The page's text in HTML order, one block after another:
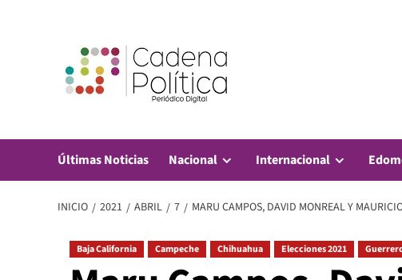
Últimas Noticias Nacional Internacional
INICIO 2021 ABRIL 7 MARU CAMPOS, DAVID MONREAL Y
Baja California Campeche Chihuahua Elecciones 2021